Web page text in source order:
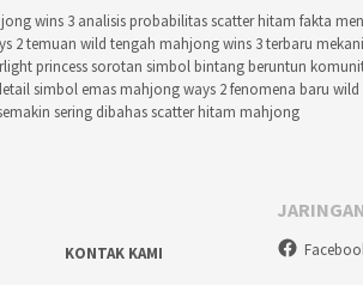
wins 3 analisis probabilitas scatter hitam fakta
2temuan wild tengah mahjong wins 3 terbaru
princess sorotan simbol bintang beruntun
simbol emas mahjong ways 2fenomena baru
sering dibahas scatter hitam mahjong
KONTAK KAMI